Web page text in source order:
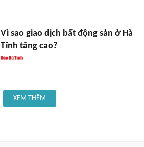
Vì sao giao dịch bất động sản ở Hà
Tĩnh tăng cao?
XEM THÊM